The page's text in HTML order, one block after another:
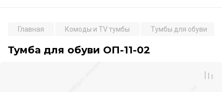
Главная Комоды и TV тумбы Тумбы для обуви
Тумба для обуви ОП-11-02